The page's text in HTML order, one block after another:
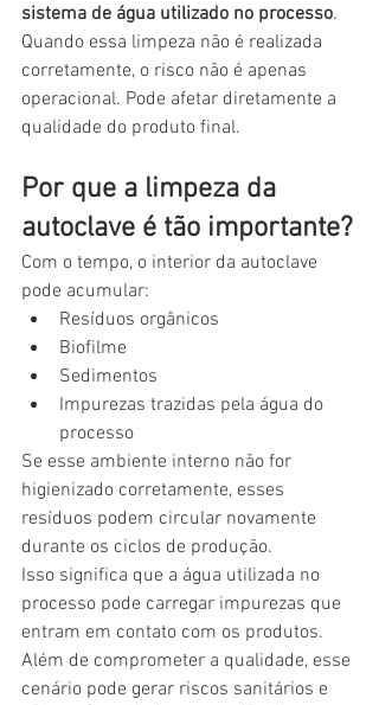
sistema de água utilizado no processo.
Quando essa limpeza não é realizada
corretamente, o risco não é apenas
operacional. Pode afetar diretamente a
qualidade do produto final.
Por que a limpeza da
autoclave é tão importante?
Com o tempo, o interior da autoclave
pode acumular:
Resíduos orgânicos
Biofilme
Sedimentos
Impurezas trazidas pela água do
processo
Se esse ambiente interno não for
higienizado corretamente, esses
resíduos podem circular novamente
durante os ciclos de produção.
Isso significa que a água utilizada no
processo pode carregar impurezas que
entram em contato com os produtos.
Além de comprometer a qualidade, esse
cenário pode gerar riscos sanitários e